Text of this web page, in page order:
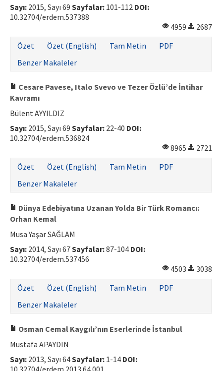
Sayı: 2015, Sayı 69 Sayfalar: 101-112 DOI:
10.32704/erdem.537388
4959
2687
Özet
Özet (English) Tam Metin
PDF
Benzer Makaleler
Cesare Pavese, Italo Svevo ve Tezer Özlü’de İntihar
Kavramı
Bülent AYYILDIZ
Sayı: 2015, Sayı 69 Sayfalar: 22-40 DOI:
10.32704/erdem.536824
8965
2721
Özet
Özet (English) Tam Metin
PDF
Benzer Makaleler
Dünya Edebiyatına Uzanan Yolda Bir Türk Romancı:
Orhan Kemal
Musa Yaşar SAĞLAM
Sayı: 2014, Sayı 67Sayfalar:87-104 DOI:
10.32704/erdem.537456
4503
3038
Özet
Özet (English) Tam Metin
PDF
Benzer Makaleler
Osman Cemal Kaygılı’nın Eserlerinde İstanbul
Mustafa APAYDIN
Sayı: 2013, Sayı 64Sayfalar: 1-14 DOI:
10.32704/erdem.2013.64.001